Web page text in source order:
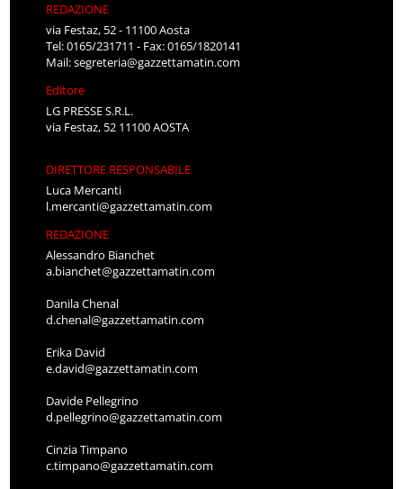
REDAZIONE
via Festaz, 52 - 11100 Aosta
Tel: 0165/231711 - Fax: 0165/1820141
Mail:segreteria@gazzettamatin.com
Editore
LG PRESSE S.R.L.
via Festaz, 52 11100 AOSTA
DIRETTORE RESPONSABILE
Luca Mercanti
l.mercanti@gazzettamatin.com
REDAZIONE
Alessandro Bianchet
a.bianchet@gazzettamatin.com
Danila Chenal
d.chenal@gazzettamatin.com
Erika David
e.david@gazzettamatin.com
Davide Pellegrino
d.pellegrino@gazzettamatin.com
Cinzia Timpano
c.timpano@gazzettamatin.com